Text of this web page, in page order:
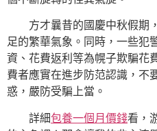
方才曩昔的國慶中秋假期
足的繁華氣象。同時，一些犯
資、花費返利等為幌子欺騙花
費者應實在進步防范認識，不
惑，嚴防受騙上當。
詳細包養一個月價錢看，